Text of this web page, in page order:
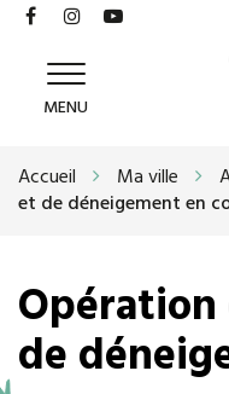
Gestion des traceurs
Lien
le
compte
Facebook
Lien
le
compte
Instagram
MENU
Accueil Ma ville
et de déneigement en
Opération
de